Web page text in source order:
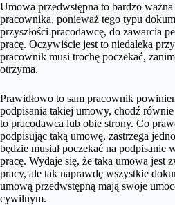
Umowa przedwstępna to bardzo
pracownika, ponieważ tego typu
przyszłości pracodawcę, do zawarcia
pracę. Oczywiście jest to niedaleka
pracownik musi trochę poczekać,
otrzyma.
Prawidłowo to sam pracownik
podpisania takiej umowy, chodź
to pracodawca lub obie strony. Co
podpisując taką umowę, zastrzega
będzie musiał poczekać na podpisanie
pracę. Wydaje się, że taka umowa jest
pracy, ale tak naprawdę wszystkie
umową przedwstępną mają swoje
cywilnym.